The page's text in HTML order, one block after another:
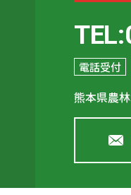
電話受付
熊本県農